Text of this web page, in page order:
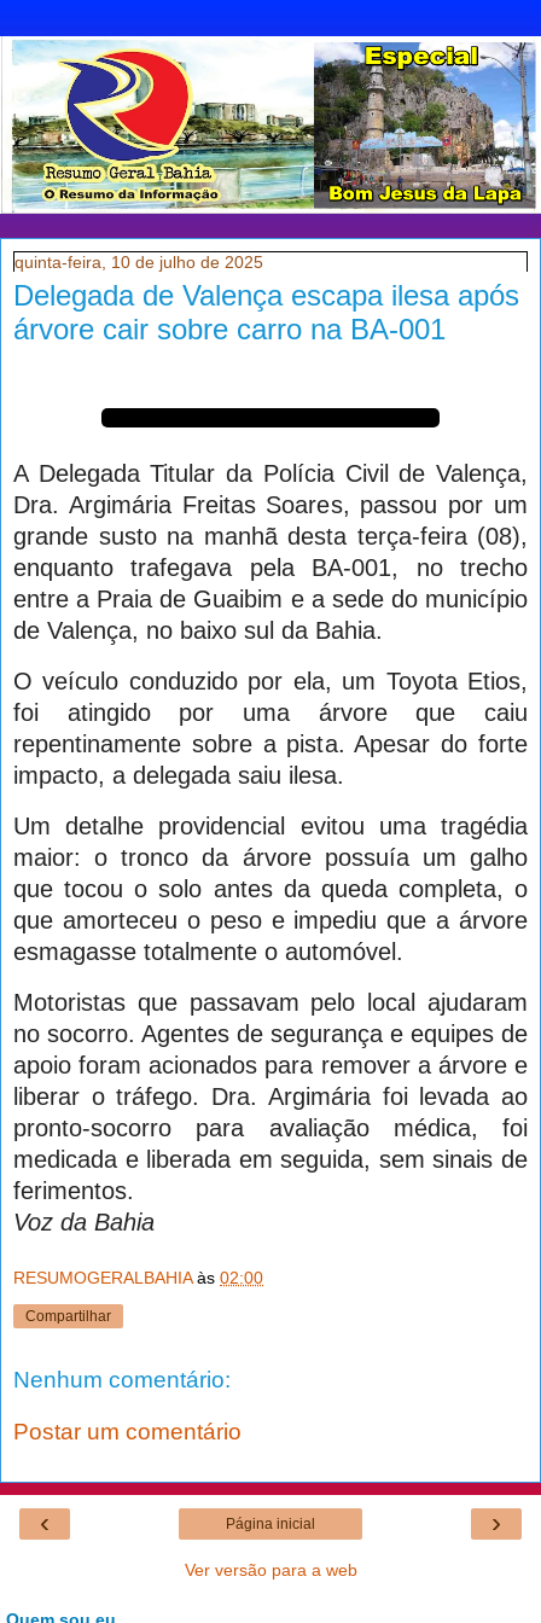
quinta-feira, 10 de julho de 2025
Delegada de Valença escapa ilesa após
árvore cair sobre carro na BA-001
A Delegada Titular da Polícia Civil de Valença,
Dra. Argimária Freitas Soares, passou por um
grande susto na manhã desta terça-feira (08),
enquanto trafegava pela BA-001, no trecho
entre a Praia de Guaibim e a sede do município
de Valença, no baixo sul da Bahia.
O veículo conduzido por ela, um Toyota Etios,
foi atingido por uma árvore que caiu
repentinamente sobre a pista. Apesar do forte
impacto, a delegada saiu ilesa.
Um detalhe providencial evitou uma tragédia
maior: o tronco da árvore possuía um galho
que tocou o solo antes da queda completa, o
que amorteceu o peso e impediu que a árvore
esmagasse totalmente o automóvel.
Motoristas que passavam pelo local ajudaram
no socorro. Agentes de segurança e equipes de
apoio foram acionados para remover a árvore e
liberar o tráfego. Dra. Argimária foi levada ao
pronto-socorro para avaliação médica, foi
medicada e liberada em seguida, sem sinais de
ferimentos.
Voz da Bahia
RESUMOGERALBAHIA às 02:00
Compartilhar
Nenhum comentário:
Postar um comentário
‹ ›
Página inicial
Ver versão para a web
Quem sou eu